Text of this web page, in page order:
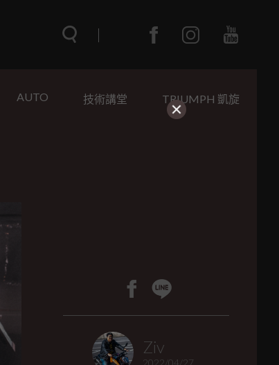
AUTO 技術講堂 TRIUMPH 凱旋
Ziv
2022/04/27